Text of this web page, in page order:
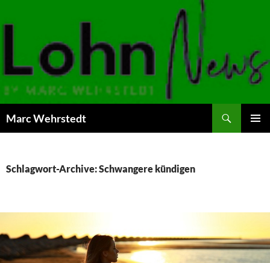
Marc Wehrstedt
Schlagwort-Archive: Schwangere kündigen